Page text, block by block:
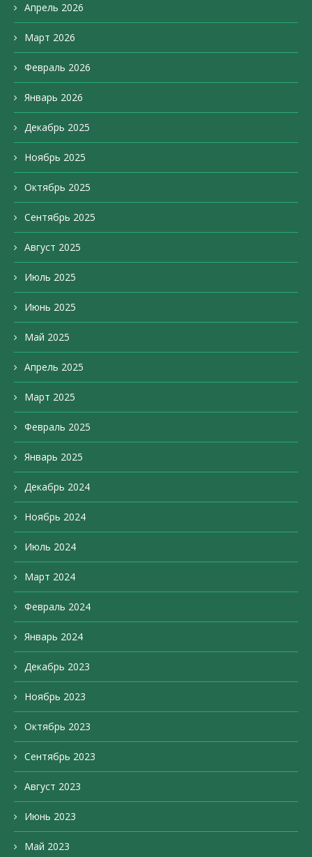
Апрель 2026
Март 2026
Февраль 2026
Январь 2026
Декабрь 2025
Ноябрь 2025
Октябрь 2025
Сентябрь 2025
Август 2025
Июль 2025
Июнь 2025
Май 2025
Апрель 2025
Март 2025
Февраль 2025
Январь 2025
Декабрь 2024
Ноябрь 2024
Июль 2024
Март 2024
Февраль 2024
Январь 2024
Декабрь 2023
Ноябрь 2023
Октябрь 2023
Сентябрь 2023
Август 2023
Июнь 2023
Май 2023